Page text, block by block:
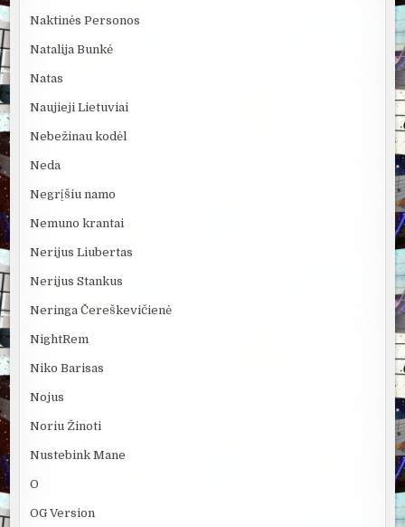
Naktinės Personos
Natalija Bunkė
Natas
Naujieji Lietuviai
Nebežinau kodėl
Neda
Negrįšiu namo
Nemuno krantai
Nerijus Liubertas
Nerijus Stankus
Neringa Čereškevičienė
NightRem
Niko Barisas
Nojus
Noriu Žinoti
Nustebink Mane
O
OG Version